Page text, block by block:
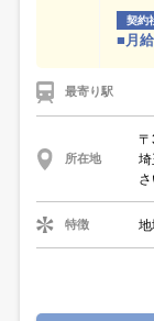
契約
■月
最寄り駅
所在地
特徴 地